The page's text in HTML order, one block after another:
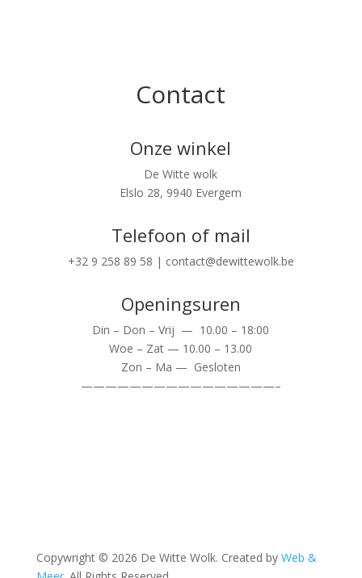
Contact
Onze winkel
De Witte wolk
Elslo 28, 9940 Evergem
Telefoon of mail
+32 9 258 89 58 | contact@dewittewolk.be
Openingsuren
Din – Don – Vrij — 10.00 – 18:00
Woe – Zat — 10.00 – 13.00
Zon – Ma — Gesloten
————————————————–
Copywright © 2026 De Witte Wolk. Created by Web &